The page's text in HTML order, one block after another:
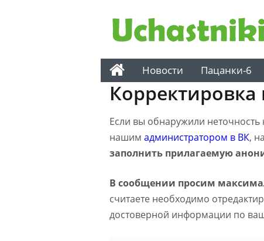
Новости Пацанки-6
Если вы обнаружили неточность
нашим администратором в ВК,
заполнить прилагаемую
В сообщении просим
считаете необходимо
достоверной информации по